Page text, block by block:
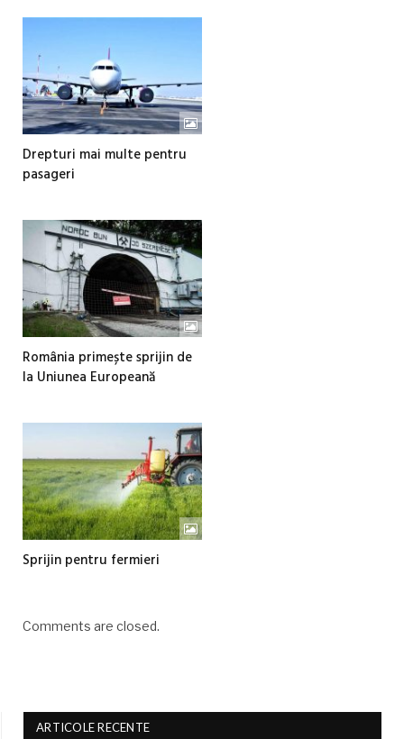
Drepturi mai multe pentru
pasageri
România primește sprijin de
la Uniunea Europeană
Sprijin pentru fermieri
Comments are closed.
ARTICOLE RECENTE